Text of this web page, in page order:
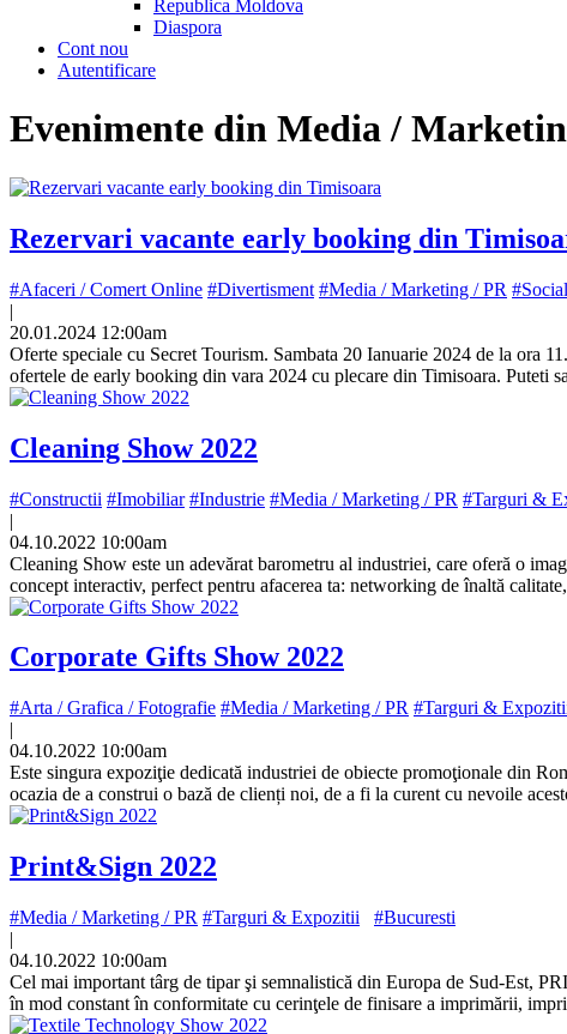
Republica Moldova
Diaspora
Cont nou
Autentificare
Evenimente din Media /
Rezervari vacante early booking din
#Afaceri / Comert Online #Divertisment #Media / Marketing / PR #Social
|
20.01.2024 12:00am
Oferte speciale cu Secret Tourism. Sambata 20 Ianuarie 2024 de la ora
ofertele de early booking din vara 2024 cu plecare din Timisoara. Puteti
Cleaning Show 2022
#Constructii #Imobiliar #Industrie #Media / Marketing / PR #Targuri &
|
04.10.2022 10:00am
Cleaning Show este un adevărat barometru al industriei, care oferă o
concept interactiv, perfect pentru afacerea ta: networking de înaltă
Corporate Gifts Show 2022
#Arta / Grafica / Fotografie #Media / Marketing / PR #Targuri &
|
04.10.2022 10:00am
Este singura expoziţie dedicată industriei de obiecte promoţionale din
ocazia de a construi o bază de clienți noi, de a fi la curent cu nevoile
Print&Sign 2022
#Media / Marketing / PR #Targuri & Expozitii
#Bucuresti
|
04.10.2022 10:00am
Cel mai important târg de tipar şi semnalistică din Europa de Sud-Est,
în mod constant în conformitate cu cerinţele de finisare a imprimării,